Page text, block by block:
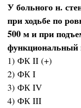
У больного н.
при ходьбе по
500 м и при
функциональный
1) ФК II (+)
2) ФК I
3) ФК IV
4) ФК III